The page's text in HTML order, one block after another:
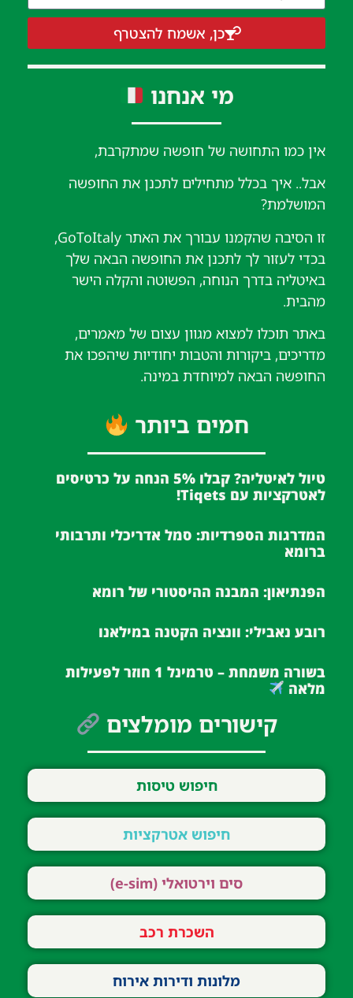
כן, אשמח להצטרף
מי אנחנו
אין כמו התחושה של חופשה שמתקרבת,
אבל.. איך בכלל מתחילים לתכנן את החופשה
המושלמת?
זו הסיבה שהקמנו עבורך את האתר GoToItaly,
בכדי לעזור לך לתכנן את החופשה הבאה שלך
באיטליה בדרך הנוחה, הפשוטה והקלה הישר
מהבית.
באתר תוכלו למצוא מגוון עצום של מאמרים,
מדריכים, ביקורות והטבות יחודיות שיהפכו את
החופשה הבאה למיוחדת במינה.
חמים ביותר
טיול לאיטליה? קבלו 5% הנחה על כרטיסים
לאטרקציות עם Tiqets!
המדרגות הספרדיות: סמל אדריכלי ותרבותי
ברומא
הפנתיאון: המבנה ההיסטורי של רומא
רובע נאבילי: וונציה הקטנה במילאנו
בשורה משמחת – טרמינל 1 חוזר לפעילות
מלאה
קישורים מומלצים
חיפוש טיסות
חיפוש אטרקציות
סים וירטואלי (e-sim)
השכרת רכב
מלונות ודירות אירוח